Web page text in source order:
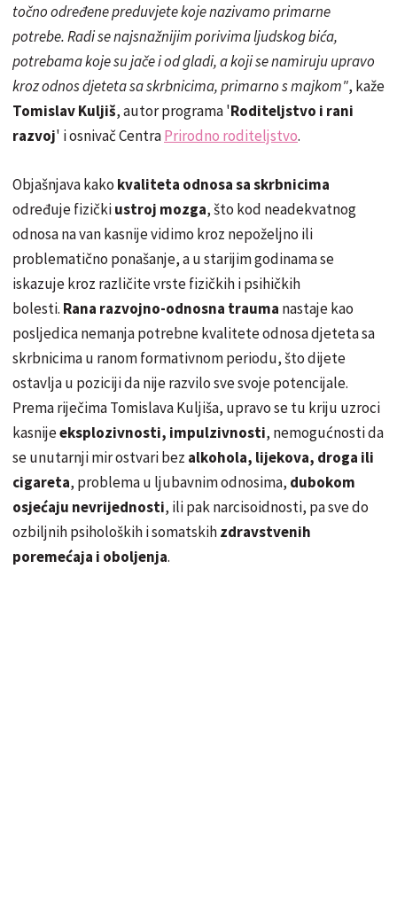
točno određene preduvjete koje nazivamo primarne
potrebe. Radi se najsnažnijim porivima ljudskog bića,
potrebama koje su jače i od gladi, a koji se namiruju upravo
kroz odnos djeteta sa skrbnicima, primarno s majkom", kaže
Tomislav Kuljiš, autor programa 'Roditeljstvo i rani
razvoj' i osnivač CentraPrirodno roditeljstvo.
Objašnjava kako kvaliteta odnosa sa skrbnicima
određuje fizičkiustroj mozga, što kod neadekvatnog
odnosa na van kasnije vidimo kroz nepoželjno ili
problematično ponašanje, a u starijim godinama se
iskazuje kroz različite vrste fizičkih i psihičkih
bolesti. Rana razvojno-odnosna trauma nastaje kao
posljedica nemanja potrebne kvalitete odnosa djeteta sa
skrbnicima u ranom formativnom periodu, što dijete
ostavlja u poziciji da nije razvilo sve svoje potencijale.
Prema riječima Tomislava Kuljiša, upravo se tu kriju uzroci
kasnijeeksplozivnosti, impulzivnosti, nemogućnosti da
se unutarnji mir ostvari bez alkohola, lijekova, droga ili
cigareta, problema u ljubavnim odnosima, dubokom
osjećaju nevrijednosti, ili pak narcisoidnosti, pa sve do
ozbiljnih psiholoških i somatskihzdravstvenih
poremećaja i oboljenja.